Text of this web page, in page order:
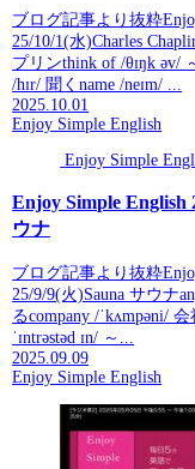
ブログ記事より抜粋
25/10/1(水)Charles
プリンthink of /θɪŋk əv/
/hɪr/ 聞くname /neɪm/ ...
2025.10.01
Enjoy Simple English
Enjoy Simple
Enjoy Simple English
ウナ
ブログ記事より抜粋
25/9/9(火)Sauna サウナ
るcompany /ˈkʌmpəni/
ˈɪntrəstəd ɪn/ ～...
2025.09.09
Enjoy Simple English